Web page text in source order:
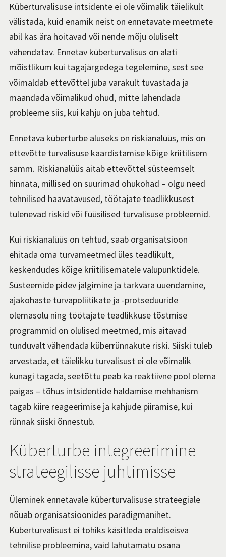
Küberturvalisuse intsidente ei ole võimalik täielikult
välistada, kuid enamik neist on ennetavate meetmete
abil kas ära hoitavad või nende mõju oluliselt
vähendatav. Ennetav küberturvalisus on alati
mõistlikum kui tagajärgedega tegelemine, sest see
võimaldab ettevõttel juba varakult tuvastada ja
maandada võimalikud ohud, mitte lahendada
probleeme siis, kui kahju on juba tehtud.
Ennetava küberturbe aluseks on riskianalüüs, mis on
ettevõtte turvalisuse kaardistamise kõige kriitilisem
samm. Riskianalüüs aitab ettevõttel süsteemselt
hinnata, millised on suurimad ohukohad – olgu need
tehnilised haavatavused, töötajate teadlikkusest
tulenevad riskid või füüsilised turvalisuse probleemid.
Kui riskianalüüs on tehtud, saab organisatsioon
ehitada oma turvameetmed üles teadlikult,
keskendudes kõige kriitilisematele valupunktidele.
Süsteemide pidev jälgimine ja tarkvara uuendamine,
ajakohaste turvapoliitikate ja -protseduuride
olemasolu ning töötajate teadlikkuse tõstmise
programmid on olulised meetmed, mis aitavad
tunduvalt vähendada küberrünnakute riski. Siiski tuleb
arvestada, et täielikku turvalisust ei ole võimalik
kunagi tagada, seetõttu peab ka reaktiivne pool olema
paigas – tõhus intsidentide haldamise mehhanism
tagab kiire reageerimise ja kahjude piiramise, kui
rünnak siiski õnnestub.
Küberturbe integreerimine
strateegilisse juhtimisse
Üleminek ennetavale küberturvalisuse strateegiale
nõuab organisatsioonides paradigmanihet.
Küberturvalisust ei tohiks käsitleda eraldiseisva
tehnilise probleemina, vaid lahutamatu osana